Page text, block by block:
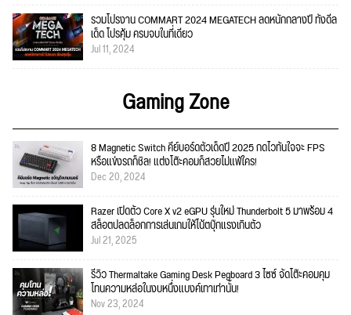
รวมโปรงาน COMMART 2024 MEGATECH ลดหนักกลางปี ทั้งดีล
เด็ด โปรคุ้ม ครบจบในที่เดียว
Jul 11, 2024
Gaming Zone
8 Magnetic Switch คีย์บอร์ดตัวเด็ดปี 2025 กดไวทันใจจะ FPS
หรือแข่งรถก็ชิล! แต่งโต๊ะคอมก็สวยไม่แพ้ใคร!
Dec 20, 2024
Razer เปิดตัว Core X v2 eGPU รุ่นใหม่ Thunderbolt 5 มาพร้อม 4
สล็อตปลดล็อกการเล่นเกมให้โน้ตบุ๊กแรงเกินตัว
Jul 21, 2025
รีวิว Thermaltake Gaming Desk Pegboard 3 ไซซ์ จัดโต๊ะคอมคุม
โทนความหล่อในงบหนึ่งแบงค์เทาเท่านั้น!
Nov 23, 2024